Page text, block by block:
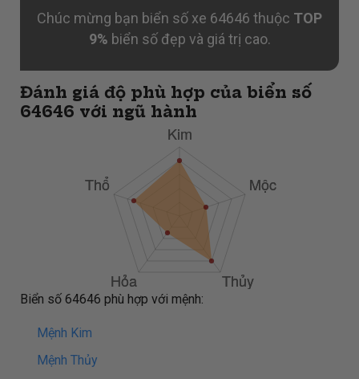
Chúc mừng bạn biển số xe 64646 thuộc TOP
9% biển số đẹp và giá trị cao.
Đánh giá độ phù hợp của biển số
64646 với ngũ hành
Biển số 64646 phù hợp với mệnh:
Mệnh Kim
Mệnh Thủy